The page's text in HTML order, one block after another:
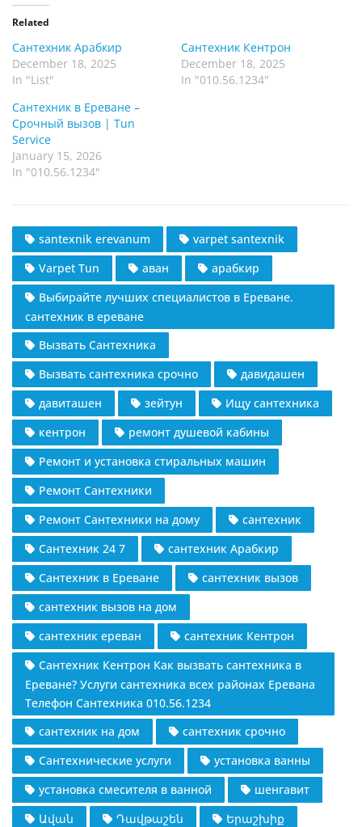
d
i
n
g
Related
Сантехник Арабкир
December 18, 2025
In "List"
Сантехник Кентрон
December 18, 2025
In "010.56.1234"
Сантехник в Ереване –
Срочный вызов | Tun
Service
January 15, 2026
In "010.56.1234"
santexnik erevanum
varpet santexnik
Varpet Tun
аван
арабкир
Выбирайте лучших специалистов в Ереване.
сантехник в ереване
Вызвать Сантехника
Вызвать сантехника срочно
давидашен
давиташен
зейтун
Ищу сантехника
кентрон
ремонт душевой кабины
Ремонт и установка стиральных машин
Ремонт Сантехники
Ремонт Сантехники на дому
сантехник
Сантехник 24 7
сантехник Арабкир
Сантехник в Ереване
сантехник вызов
сантехник вызов на дом
сантехник ереван
сантехник Кентрон
Сантехник Кентрон Как вызвать сантехника в
Ереване? Услуги сантехника всех районах Еревана
Телефон Сантехника 010.56.1234
сантехник на дом
сантехник срочно
Сантехнические услуги
установка ванны
установка смесителя в ванной
шенгавит
Ավան
Դավթաշեն
Երաշխիք